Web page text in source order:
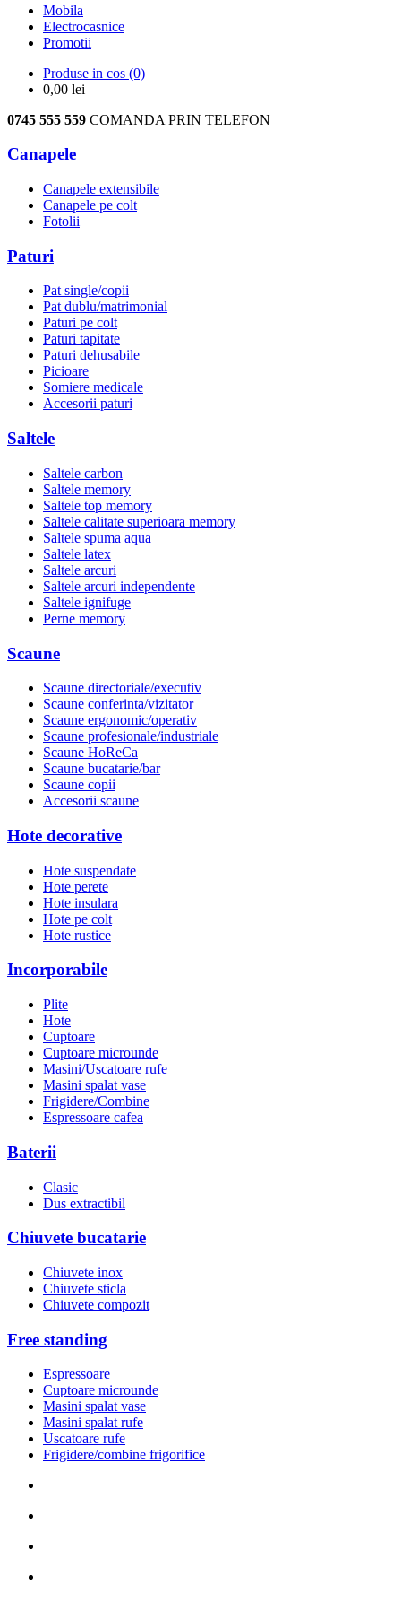
Mobila
Electrocasnice
Promotii
Produse in cos (0)
0,00 lei
0745 555 559 COMANDA PRIN TELEFON
Canapele
Canapele extensibile
Canapele pe colt
Fotolii
Paturi
Pat single/copii
Pat dublu/matrimonial
Paturi pe colt
Paturi tapitate
Paturi dehusabile
Picioare
Somiere medicale
Accesorii paturi
Saltele
Saltele carbon
Saltele memory
Saltele top memory
Saltele calitate superioara memory
Saltele spuma aqua
Saltele latex
Saltele arcuri
Saltele arcuri independente
Saltele ignifuge
Perne memory
Scaune
Scaune directoriale/executiv
Scaune conferinta/vizitator
Scaune ergonomic/operativ
Scaune profesionale/industriale
Scaune HoReCa
Scaune bucatarie/bar
Scaune copii
Accesorii scaune
Hote decorative
Hote suspendate
Hote perete
Hote insulara
Hote pe colt
Hote rustice
Incorporabile
Plite
Hote
Cuptoare
Cuptoare microunde
Masini/Uscatoare rufe
Masini spalat vase
Frigidere/Combine
Espressoare cafea
Baterii
Clasic
Dus extractibil
Chiuvete bucatarie
Chiuvete inox
Chiuvete sticla
Chiuvete compozit
Free standing
Espressoare
Cuptoare microunde
Masini spalat vase
Masini spalat rufe
Uscatoare rufe
Frigidere/combine frigorifice